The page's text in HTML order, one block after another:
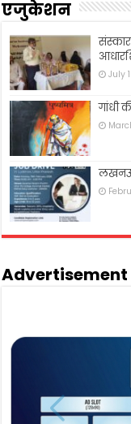
एजुकेशन
July
गांधी
लखनऊ
Advertisement